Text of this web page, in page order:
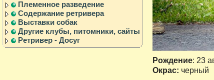
Рождение: 23
Окрас: черный
Племенное разведение
Содержание ретривера
Выставки собак
Другие клубы, питомники, сайты
Ретривер - Досуг